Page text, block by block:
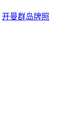
开曼群岛牌照